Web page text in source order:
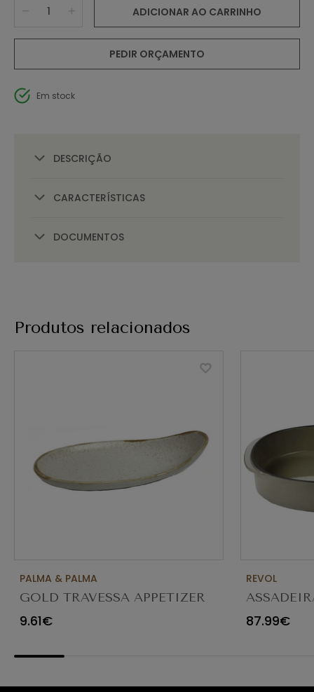
ADICIONAR AO CARRINHO
PEDIR ORÇAMENTO
Em stock
DESCRIÇÃO
CARACTERÍSTICAS
DOCUMENTOS
Produtos relacionados
PALMA & PALMA
GOLD TRAVESSA APPETIZER
Ø23X12CM
9.61€
REVOL
654545
87.99€